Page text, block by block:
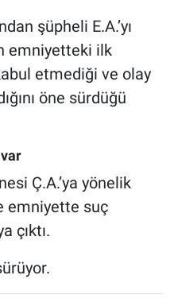
şüpheli E.A.’yı
emniyetteki ilk
etmediği ve olay
öne sürdüğü
Ç.A.’ya yönelik
emniyette suç
çıktı.